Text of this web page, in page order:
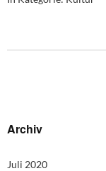
Archiv
Juli 2020